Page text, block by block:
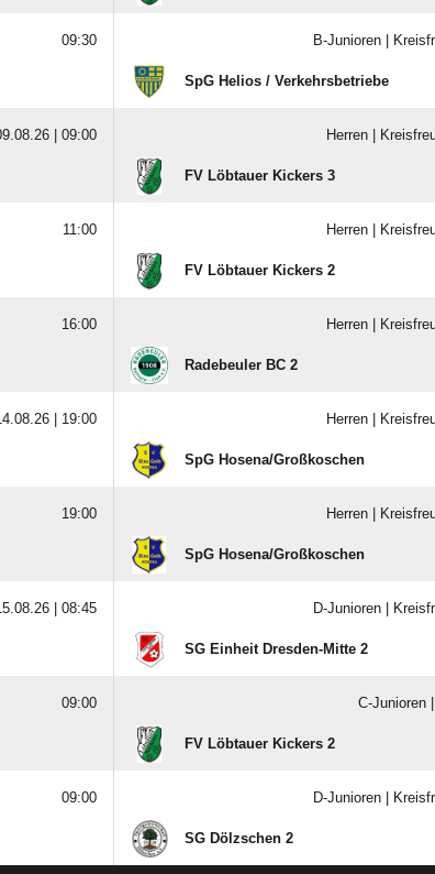
09:30 B-Junioren |
SpG Helios /​ Verkehrsbetriebe
| 09:00 Herren |
FV Löbtauer Kickers 3
11:00 Herren |
FV Löbtauer Kickers 2
16:00 Herren |
Radebeuler BC 2
| 19:00 Herren |
SpG Hosena/​Großkoschen
19:00 Herren |
SpG Hosena/​Großkoschen
| 08:45 D-Junioren |
SG Einheit Dresden-Mitte 2
09:00 C-Junioren
FV Löbtauer Kickers 2
09:00 D-Junioren |
SG Dölzschen 2